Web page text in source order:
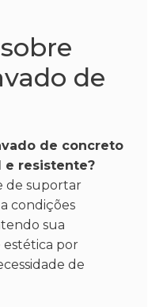
de
de concreto
e resistente?
de suportar
condições
sua
por
de